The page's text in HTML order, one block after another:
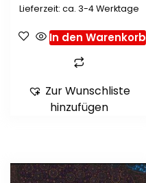
Lieferzeit: ca. 3-4 Werktage
In den Warenkorb
Zur Wunschliste
hinzufügen